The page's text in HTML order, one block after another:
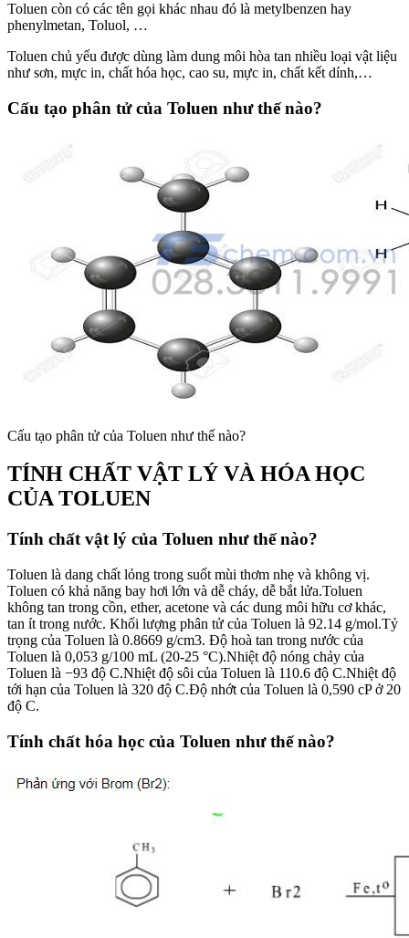
Toluen còn có các tên gọi khác nhau đó là metylbenzen hay
phenylmetan, Toluol, …
Toluen chủ yếu được dùng làm dung môi hòa tan nhiều loại vật liệu
như sơn, mực in, chất hóa học, cao su, mực in, chất kết dính,…
Cấu tạo phân tử của Toluen như thế nào?
Cấu tạo phân tử của Toluen như thế nào?
TÍNH CHẤT VẬT LÝ VÀ HÓA HỌC
CỦA TOLUEN
Tính chất vật lý của Toluen như thế nào?
Toluen là dang chất lỏng trong suốt mùi thơm nhẹ và không vị.
Toluen có khả năng bay hơi lớn và dễ cháy, dễ bắt lửa.Toluen
không tan trong cồn, ether, acetone và các dung môi hữu cơ khác,
tan ít trong nước. Khối lượng phân tử của Toluen là 92.14 g/mol.Tỷ
trọng của Toluen là 0.8669 g/cm3. Độ hoà tan trong nước của
Toluen là 0,053 g/100 mL (20-25 °C).Nhiệt độ nóng chảy của
Toluen là −93 độ C.Nhiệt độ sôi của Toluen là 110.6 độ C.Nhiệt độ
tới hạn của Toluen là 320 độ C.Độ nhớt của Toluen là 0,590 cP ở 20
độ C.
Tính chất hóa học của Toluen như thế nào?